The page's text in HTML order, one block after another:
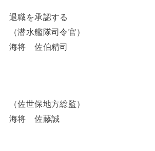
退職を承認する
（潜水艦隊司令官）
海将 佐伯精司
（佐世保地方総監）
海将 佐藤誠